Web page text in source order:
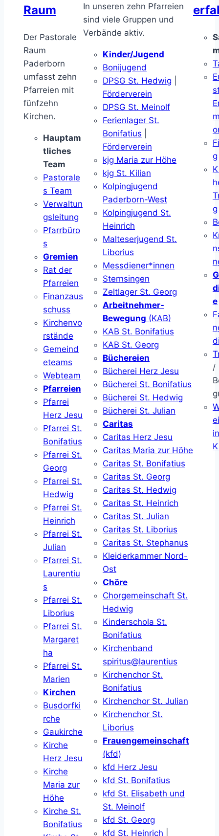
Raum
Der Pastorale
Raum
Paderborn
umfasst zehn
Pfarreien mit
fünfzehn
Kirchen.
Hauptam
tliches
Team
Pastorale
s Team
Verwaltun
gsleitung
Pfarrbüro
s
Gremien
Rat der
Pfarreien
Finanzaus
schuss
Kirchenvo
rstände
Gemeind
eteams
Webteam
Pfarreien
Pfarrei
Herz Jesu
Pfarrei St.
Bonifatius
Pfarrei St.
Georg
Pfarrei St.
Hedwig
Pfarrei St.
Heinrich
Pfarrei St.
Julian
Pfarrei St.
Laurentiu
s
Pfarrei St.
Liborius
Pfarrei St.
Margaret
ha
Pfarrei St.
Marien
Kirchen
Busdorfki
rche
Gaukirche
Kirche
Herz Jesu
Kirche
Maria zur
Höhe
Kirche St.
Bonifatius
In unseren zehn Pfarreien
sind viele Gruppen und
Verbände aktiv.
Kinder/Jugend
Bonijugend
DPSG St. Hedwig
Förderverein
DPSG St. Meinolf
Ferienlager St.
Bonifatius
Förderverein
kjg Maria zur Höhe
kjg St. Kilian
Kolpingjugend
Paderborn-West
Kolpingjugend St.
Heinrich
Malteserjugend St.
Liborius
Messdiener*innen
Sternsingen
Zeltlager St. Georg
Arbeitnehmer-
Bewegung (KAB)
KAB St. Bonifatius
KAB St. Georg
Büchereien
Bücherei Herz Jesu
Bücherei St. Bonifatius
Bücherei St. Hedwig
Bücherei St. Julian
Caritas
Caritas Herz Jesu
Caritas Maria zur Höhe
Caritas St. Bonifatius
Caritas St. Georg
Caritas St. Hedwig
Caritas St. Heinrich
Caritas St. Julian
Caritas St. Liborius
Caritas St. Stephanus
Kleiderkammer Nord-
Ost
Chöre
Chorgemeinschaft St.
Hedwig
Kinderschola St.
Bonifatius
Kirchenband
spiritus@laurentius
Kirchenchor St.
Bonifatius
Kirchenchor St. Julian
Kirchenchor St.
Liborius
Frauengemeinschaft
(kfd)
kfd Herz Jesu
kfd St. Bonifatius
kfd St. Elisabeth und
St. Meinolf
kfd St. Georg
kfd St. Heinrich
g
g
e
/